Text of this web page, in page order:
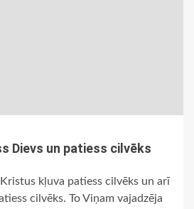
Dievs un patiess cilvēks
kļuva patiess cilvēks un arī
cilvēks. To Viņam vajadzēja